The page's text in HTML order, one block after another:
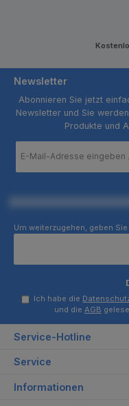
Newsletter
Abonnieren Sie jetzt
Newsletter und Sie
Produkte und
Mail-
Um weiterzugehen, geben
Ich habe die
und die AGB
Service-Hotline
Service
Informationen